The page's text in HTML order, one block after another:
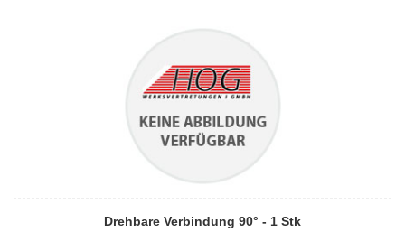
Drehbare Verbindung 90° - 1 Stk